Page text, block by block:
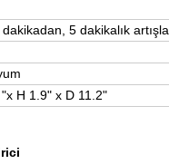
5 dakikalık
H 1.9" x D 11.2"